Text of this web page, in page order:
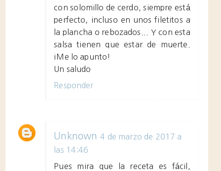
con solomillo de cerdo, siempre está
perfecto, incluso en unos filetitos a
la plancha o rebozados... Y con esta
salsa tienen que estar de muerte.
¡Me lo apunto!
Un saludo
Responder
Unknown 4 de marzo de 2017 a
las 14:46
Pues mira que la receta es fácil,